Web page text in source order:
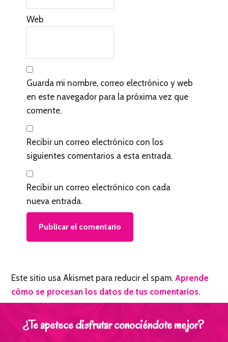
Web
Guarda mi nombre, correo electrónico y web
en este navegador para la próxima vez que
comente.
Recibir un correo electrónico con los
siguientes comentarios a esta entrada.
Recibir un correo electrónico con cada
nueva entrada.
Este sitio usa Akismet para reducir el spam.Aprende
cómo se procesan los datos de tus comentarios.
¿Te apetece disfrutar conociéndote mejor?